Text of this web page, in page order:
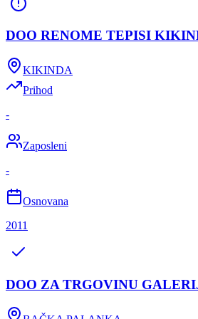
DOO RENOME TEPISI
KIKINDA
Prihod
-
Zaposleni
-
Osnovana
2011
DOO ZA TRGOVINU